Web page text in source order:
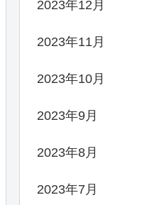
2023年12月
2023年11月
2023年10月
2023年9月
2023年8月
2023年7月